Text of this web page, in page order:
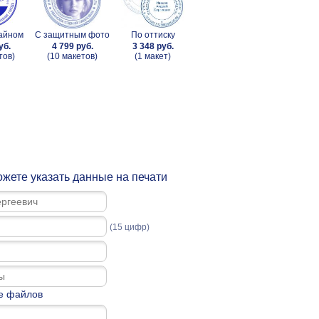
С защитным фото
4 799 руб.
(10 макетов)
По оттиску
3 348 руб.
(1 макет)
указать данные на печати
(15 цифр)
файлов